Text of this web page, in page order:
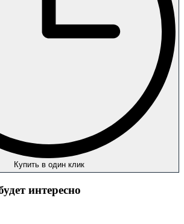
Купить в один клик
интересно